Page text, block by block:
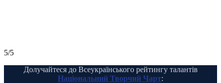
5/5
Долучайтеся до Всеукраїнського рейтингу талантів
Національний Творчий Чарт: